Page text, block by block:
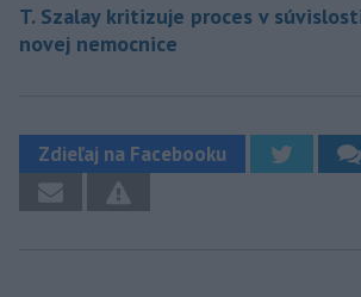
T. Szalay kritizuje proces v
novej nemocnice
Zdieľaj na Facebooku